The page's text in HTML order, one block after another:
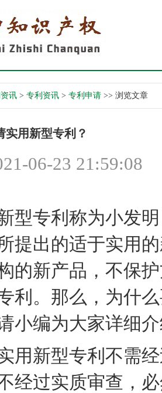
讯 > 专利资讯 > 专利申请 >> 浏览文章
实用新型专利？
06-23 21:59:08
型专利 称为小发
提出的适于实用
的新产品，不保
利。那么，为什
小编为大家详细
新型专利不需经
经过实质审查，